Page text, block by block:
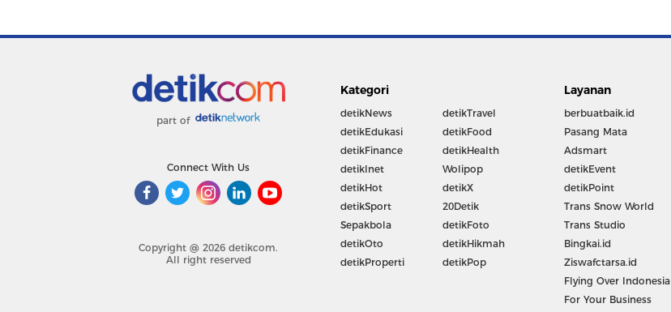
part of
Connect With Us
Copyright @ 2026 detikcom.
All right reserved
Kategori
detikNews
detikEdukasi
detikFinance
detikInet
detikHot
detikSport
Sepakbola
detikOto
detikProperti
detikTravel
detikFood
detikHealth
Wolipop
detikX
20Detik
detikFoto
detikHikmah
detikPop
Layanan
berbuatbaik.id
Pasang Mata
Adsmart
detikEvent
detikPoint
Trans Snow World
Trans Studio
Bingkai.id
Ziswafctarsa.id
Flying Over Indonesia
For Your Business